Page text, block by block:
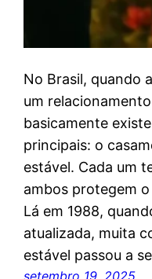
No Brasil, quando
um
basicamente
principais: o
estável. Cada um
ambos protegem
Lá em 1988,
atualizada, muita
estável passou a